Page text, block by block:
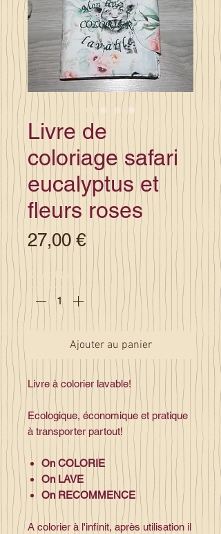
Livre de
coloriage safari
eucalyptus et
fleurs roses
27,00 €Prix
Quantité *
Ajouter au panier
Livre à colorier lavable!
Ecologique, économique et pratique
à transporter partout!
On COLORIE
On LAVE
On RECOMMENCE
A colorier à l'infinit, après utilisation il